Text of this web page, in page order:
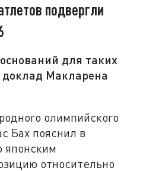
подвергли
для таких
Макларена
олимпийского
Бах пояснил в
японским
относительно